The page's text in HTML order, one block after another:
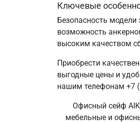
Ключевые
Безопасность
возможность
высоким качеством
Приобрести
выгодные цены и
нашим телефонам +7
Офисный сейф
мебельные и